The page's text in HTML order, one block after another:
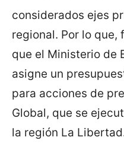
considerados ejes
regional. Por lo que,
que el Ministerio de
asigne un
para acciones de
Global, que se
la región La